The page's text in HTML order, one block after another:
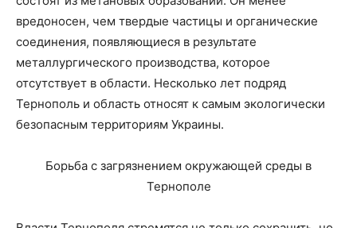
вредоносен, чем твердые частицы и органические
соединения, появляющиеся в результате
металлургического производства, которое
отсутствует в области. Несколько лет подряд
Тернополь и область относят к самым экологически
безопасным территориям Украины.
Борьба с загрязнением окружающей среды в
Тернополе